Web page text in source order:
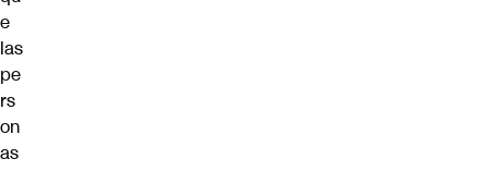
e
las
pe
rs
on
as